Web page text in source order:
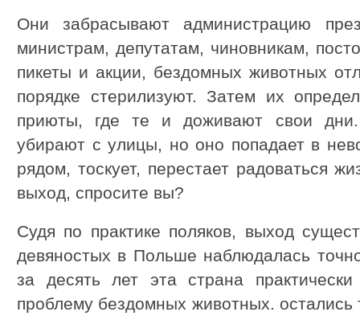
Они забрасывают администрацию
министрам, депутатам, чиновникам,
пикеты и акции, бездомных животных
порядке стерилизуют. Затем их
приюты, где те и доживают свои
убирают с улицы, но оно попадает в
рядом, тоскует, перестает радоваться
выход, спросите вы?
Судя по практике поляков, выход
девяностых в Польше наблюдалась
за десять лет эта страна
проблему бездомных животных. остались